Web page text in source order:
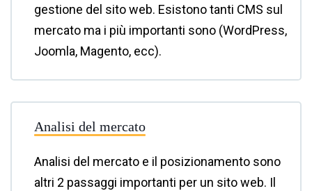
gestione del sito web. Esistono tanti CMS sul
mercato ma i più importanti sono (WordPress,
Joomla, Magento, ecc).
Analisi del mercato
Analisi del mercato e il posizionamento sono
altri 2 passaggi importanti per un sito web. Il